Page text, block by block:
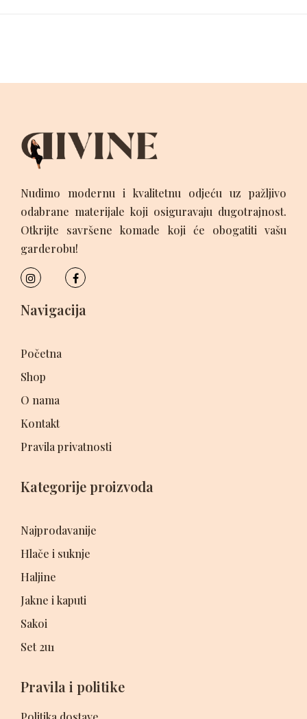
Nudimo modernu i kvalitetnu odjeću uz pažljivo
odabrane materijale koji osiguravaju dugotrajnost.
Otkrijte savršene komade koji će obogatiti vašu
garderobu!
Navigacija
Početna
Shop
O nama
Kontakt
Pravila privatnosti
Kategorije proizvoda
Najprodavanije
Hlače i suknje
Haljine
Jakne i kaputi
Sakoi
Set 2u1
Pravila i politike